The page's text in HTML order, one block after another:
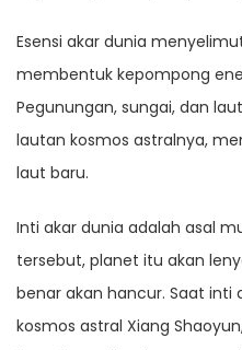
Esensi akar dunia
membentuk kepompong
Pegunungan, sungai, dan
lautan kosmos astralnya,
laut baru.
Inti akar dunia adalah asal
tersebut, planet itu akan
benar akan hancur. Saat inti
kosmos astral Xiang